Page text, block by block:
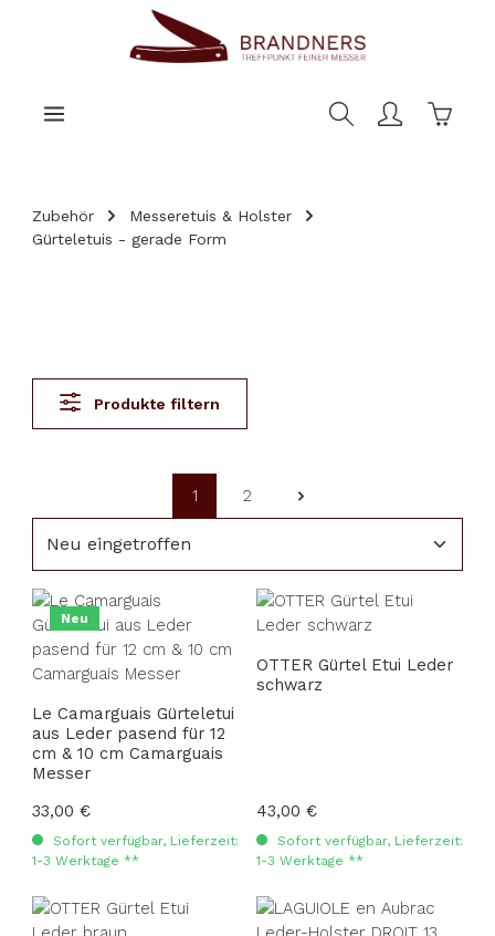
Zubehör
Messeretuis & Holster
Gürteletuis - gerade Form
Produkte filtern
Seite
1
Seite
2
Neu
Le Camarguais Gürteletui
aus Leder pasend für 12
cm & 10 cm Camarguais
Messer
Regulärer Preis:
33,00 €
Sofort verfügbar, Lieferzeit:
1-3 Werktage **
OTTER Gürtel Etui Leder
schwarz
Regulärer Preis:
43,00 €
Sofort verfügbar, Lieferzeit:
1-3 Werktage **